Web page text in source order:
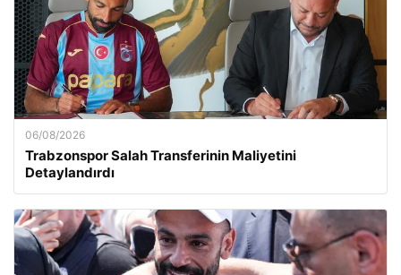
06/08/2026
Trabzonspor Salah Transferinin Maliyetini
Detaylandırdı